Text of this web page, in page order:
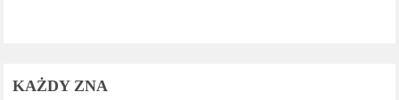
KAŻDY ZNA